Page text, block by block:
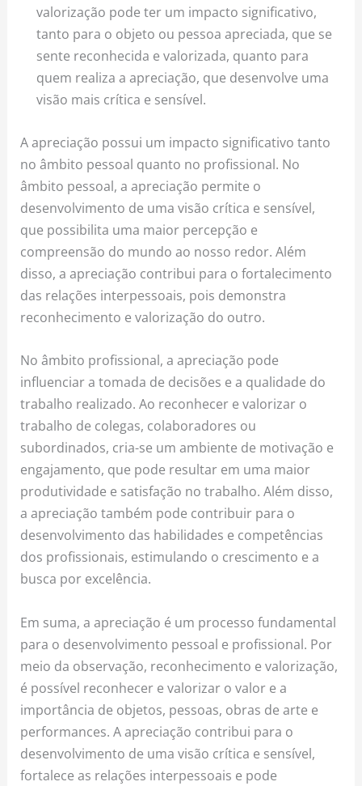
valorização pode ter um impacto significativo,
tanto para o objeto ou pessoa apreciada, que se
sente reconhecida e valorizada, quanto para
quem realiza a apreciação, que desenvolve uma
visão mais crítica e sensível.
A apreciação possui um impacto significativo tanto
no âmbito pessoal quanto no profissional. No
âmbito pessoal, a apreciação permite o
desenvolvimento de uma visão crítica e sensível,
que possibilita uma maior percepção e
compreensão do mundo ao nosso redor. Além
disso, a apreciação contribui para o fortalecimento
das relações interpessoais, pois demonstra
reconhecimento e valorização do outro.
No âmbito profissional, a apreciação pode
influenciar a tomada de decisões e a qualidade do
trabalho realizado. Ao reconhecer e valorizar o
trabalho de colegas, colaboradores ou
subordinados, cria-se um ambiente de motivação e
engajamento, que pode resultar em uma maior
produtividade e satisfação no trabalho. Além disso,
a apreciação também pode contribuir para o
desenvolvimento das habilidades e competências
dos profissionais, estimulando o crescimento e a
busca por excelência.
Em suma, a apreciação é um processo fundamental
para o desenvolvimento pessoal e profissional. Por
meio da observação, reconhecimento e valorização,
é possível reconhecer e valorizar o valor e a
importância de objetos, pessoas, obras de arte e
performances. A apreciação contribui para o
desenvolvimento de uma visão crítica e sensível,
fortalece as relações interpessoais e pode